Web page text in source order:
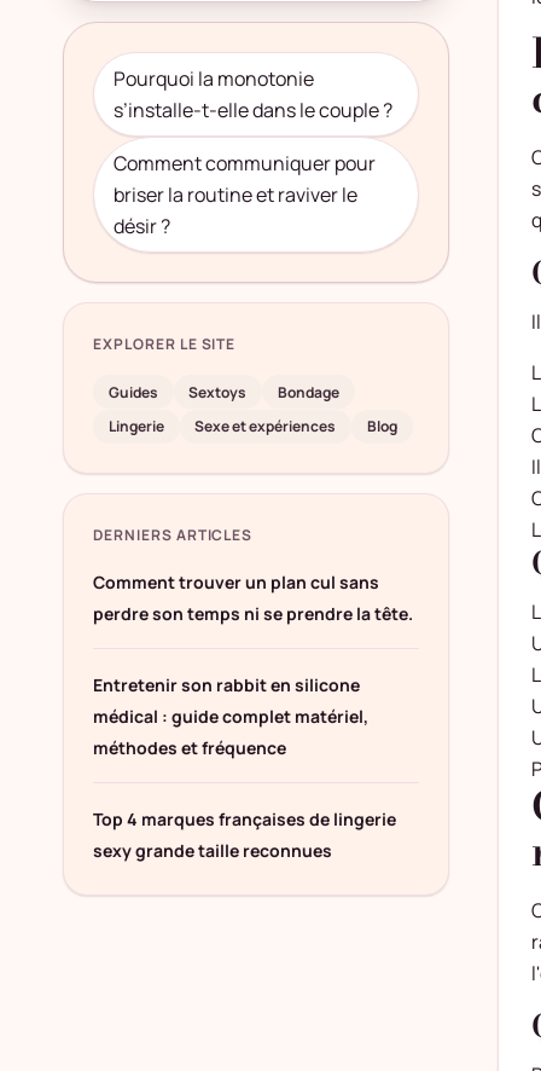
Pourquoi la monotonie
s’installe-t-elle dans le couple ?
Comment communiquer pour
briser la routine et raviver le
désir ?
EXPLORER LE SITE
Guides Sextoys
Bondage
Lingerie
Sexe et expériences Blog
DERNIERS ARTICLES
Comment trouver un plan cul sans
perdre son temps ni se prendre la tête.
Entretenir son rabbit en silicone
médical : guide complet matériel,
méthodes et fréquence
Top 4 marques françaises de lingerie
sexy grande taille reconnues